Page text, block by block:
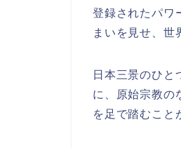
登録されたパワ
まいを見せ、世
日本三景のひと
に、原始宗教の
を足で踏むこと